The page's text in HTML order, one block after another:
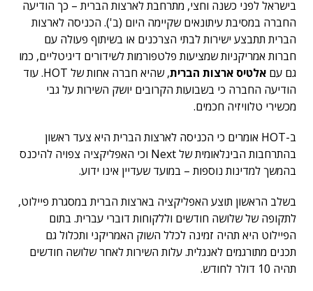
בישראל לפני כשנה וחצי, מתרחבת לארצות הברית – כך הודיעה
החברה במסיבת עיתונאים שקיימה היום (ב'). הכניסה לארצות
הברית תתבצע ישירות לבתי הצרכנים או בשיתוף פעולה עם
חברות אמריקניות שמציעות פלטפורמות לשידורים דיגיטליים, כמו
גם עם אלטיס ארצות הברית
, שהיא חברה אחות של HOT. עוד
הודיעה החברה כי בשבועות הקרובים יושק השירות על גבי
מכשירי טלוויזיה חכמים.
ב-HOT אומרים כי הכניסה לארצות הברית היא צעד ראשון
בהתרחבות הבינלאומית של Next וכי האפליקציה צפויה להיכנס
בהמשך למדינות נוספות – במועד שעדיין אינו ידוע.
בשלב הראשון תוצע האפליקציה בארצות הברית במסגרת פיילוט,
לתקופה של שלושה חודשים וללקוחות דוברי עברית. בתום
הפיילוט היא תהיה זמינה לכלל השוק האמריקני ותכלול גם
תכנים מתורגמים לאנגלית. עלות השירות לאחר שלושה חודשים
תהיה 10 דולר לחודש.